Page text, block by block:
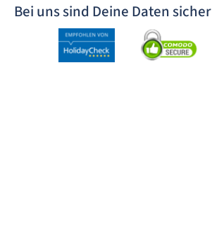
Bei uns sind Deine Daten sicher